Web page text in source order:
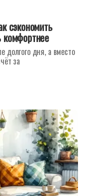
сэкономить
долгого дня, а вместо
за